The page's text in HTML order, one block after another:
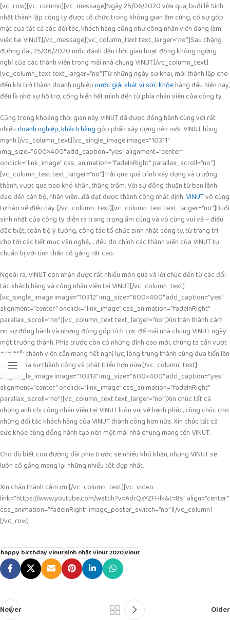
[vc_row][vc_column][vc_message]Ngày 25/06/2020 vừa qua, buổi lễ Sinh
nhật thành lập công ty được tổ chức trong không gian ấm cúng, có sự góp
mặt của tất cả các đối tác, khách hàng cũng như công nhân viên đang làm
việc tại VINUT.[/vc_message][vc_column_text text_larger=”no”]Sau chặng
đường dài, 25/06/2020 mốc đánh dấu thời gian hoạt động không ngừng
nghỉ của các thành viên trong mái nhà chung VINUT.[/vc_column_text]
[vc_column_text text_larger=”no”]Từ những ngày sơ khai, mới thành lập cho
đến khi trở thành doanh nghiệpnước giải khát vì sức khỏehàng đầu hiện nay,
đều là nhờ sự hỗ trợ, cống hiến hết mình đến từ phía nhân viên của công ty.
Cũng trong khoảng thời gian này VINUT đã được đồng hành cùng với rất
nhiềudoanh nghiệp, khách hàng góp phần xây dựng nên một VINUT hùng
mạnh.[/vc_column_text][vc_single_image image=”10311″
img_size=”600×400″ add_caption=”yes” alignment=”center”
onclick=”link_image” css_animation=”fadeInRight” parallax_scroll=”no”]
[vc_column_text text_larger=”no”]Trải qua quá trình xây dựng và trưởng
thành, vượt qua bao khó khăn, thăng trầm. Với sự đồng thuận từ ban lãnh
đạo đến cán bộ, nhân viên…đã đạt được thành công nhất định.VINUTvô cùng
tự hào về điều này.[/vc_column_text][vc_column_text text_larger=”no”]Buổi
sinh nhật của công ty diễn ra trang trọng ấm cúng và vô cùng vui vẻ – điều
đặc biệt, toàn bộ ý tưởng, công tác tổ chức sinh nhật công ty, từ trang trí
cho tới các tiết mục văn nghệ,… đều do chính các thành viên của VINUT tự
chuẩn bị với tinh thần cố gắng rất cao.
Ngoài ra, VINUT còn nhận được rất nhiều món quà và lời chúc đến từ các đối
tác khách hàng và công nhân viên tại VINUT[/vc_column_text]
[vc_single_image image=”10312″ img_size=”600×400″ add_caption=”yes”
alignment=”center” onclick=”link_image” css_animation=”fadeInRight”
parallax_scroll=”no”][vc_column_text text_larger=”no”]Xin trân thành cảm
ơn sự đồng hành và những đóng góp tích cực để mái nhà chung VINUT ngày
một trưởng thành. Phía trước còn có những đỉnh cao mới, chúng ta cần vượt
qua. Mỗi thành viên cần mang hết nghị lực, lòng trung thành cùng đưa tiến lên
vũ đài của sự thành công và phát triển hơn nữa.[/vc_column_text]
[vc_single_image image=”10313″ img_size=”600×400″ add_caption=”yes”
alignment=”center” onclick=”link_image” css_animation=”fadeInRight”
parallax_scroll=”no”][vc_column_text text_larger=”no”]Xin chúc tất cả
những anh chị công nhân viên tại VINUT luôn vui vẻ hạnh phúc, cùng chúc cho
những đối tác khách hàng của VINUT thành công hơn nữa. Xin chúc tất cả
sức khỏe cùng đồng hành tạo nên một mái nhà chung mang tên VINUT.
Cho dù biết con đường dài phía trước sẽ nhiều khó khăn, nhưng VINUT sẽ
luôn cố gắng mang lại những nhiều tốt đẹp nhất.
Xin chân thành cảm ơn![/vc_column_text][vc_video
link=”https://www.youtube.com/watch?v=AdrQaYZFHlk&t=8s” align=”center”
css_animation=”fadeInRight” image_poster_switch=”no”][/vc_column]
[/vc_row]
happy birthday vinutsinh nhật vinut 2020vinut
Newer Older